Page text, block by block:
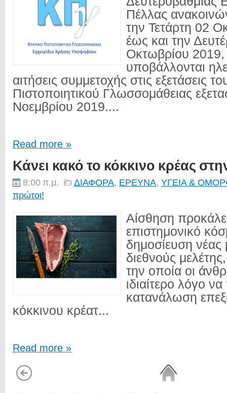
Πέλλας
την Τετάρτη 02
έως και την
Οκτωβρίου
υποβάλλονται
αιτήσεις συμμετοχής στις εξετάσεις
Πιστοποιητικού Γλωσσομάθειας
Νοεμβρίου 2019....
Read more »
Κάνει κακό το κόκκινο κρέας
8:00 π.μ. ΔΙΑΦΟΡΑ, ΕΡΕΥΝΑ, ΥΓΕΙΑ &
πρώτοι!
Αίσθηση
επιστημονικό
δημοσίευση νέας
διεθνούς
την οποία οι
ιδιαίτερο λόγο
κατανάλωση
κόκκινου κρέατ...
Read more »